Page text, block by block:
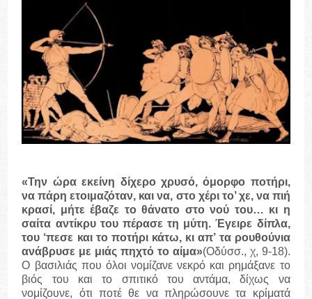
«Την ώρα εκείνη δίχερο χρυσό, όμορφο ποτήρι,
να πάρη ετοιμαζόταν, και να, στο χέρι το’ χε, να πιή
κρασί, μήτε έβαζε το θάνατο στο νού του… κι η
σαίτα αντίκρυ του πέρασε τη μύτη. Έγειρε δίπλα,
του ‘πεσε και το ποτήρι κάτω, κι απ’ τα ρουθούνια
ανάβρυσε με μιάς πηχτό το αίμα»(Οδύσσ., χ, 9-18).
Ο βασιλιάς που όλοι νομίζανε νεκρό και ρημάξανε το
βιός του και το σπιτικό του αντάμα, δίχως να
νομίζουνε, ότι ποτέ θε να πληρώσουνε τα κρίματά